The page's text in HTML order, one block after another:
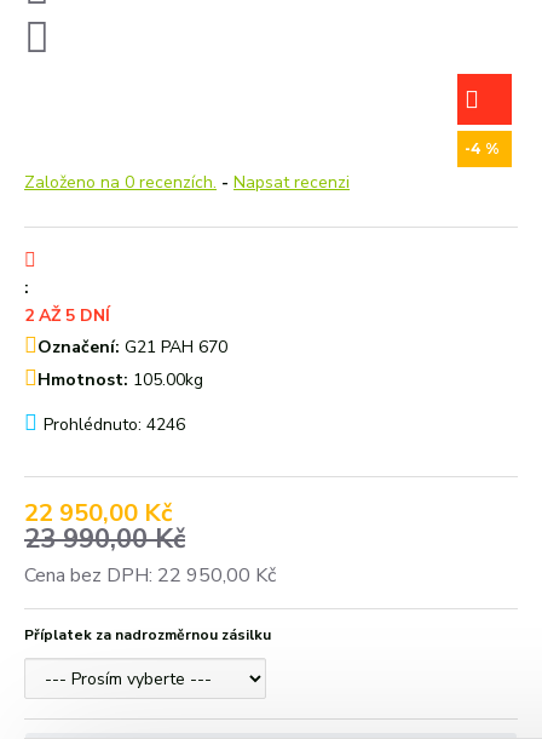
-4 %
Založeno na 0 recenzích. - Napsat recenzi
22 950,00 Kč
23 990,00 Kč
Cena bez DPH: 22 950,00 Kč
:
2 AŽ 5 DNÍ
Označení: G21 PAH 670
Hmotnost: 105.00kg
Prohlédnuto: 4246
Příplatek za nadrozměrnou zásilku